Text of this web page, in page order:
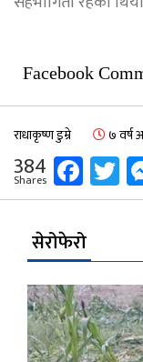
Facebook
राधाकृष्ण डुम्रे ७ वर्ष
384
Shares
सेरोफेरो